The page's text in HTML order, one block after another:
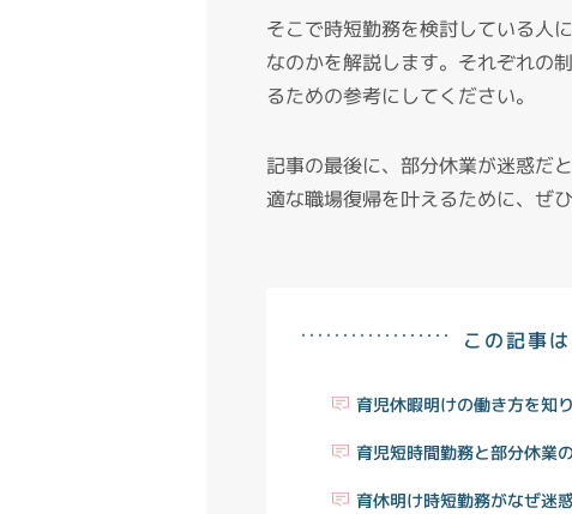
そこで時短勤務を検討している人
なのかを解説します。それぞれの
るための参考にしてください。
記事の最後に、部分休業が迷惑だ
適な職場復帰を叶えるために、ぜ
この記事
育児休暇明けの働き方を知
育児短時間勤務と部分休業
育休明け時短勤務がなぜ迷